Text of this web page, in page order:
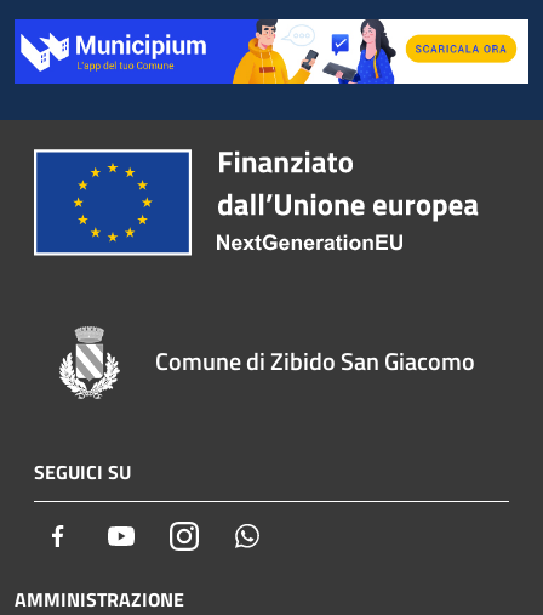
Comune di Zibido San Giacomo
SEGUICI SU
Facebook YoutubeInstagram
AMMINISTRAZIONE